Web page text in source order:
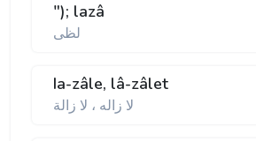
"); lazâ
لظی
Ia-zâle, lâ-zâlet
لا زاله ، لا زالة